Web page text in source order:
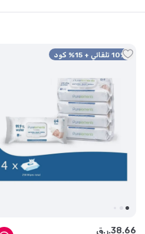
10% تلقائي + 15% كود
ر.ق.38.66